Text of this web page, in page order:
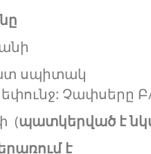
սպիտակ
Չափսերը
(պատկերված է
է